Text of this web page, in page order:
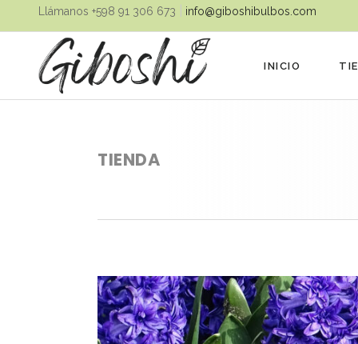
Llámanos ‪+598 91 306 673‬ info@giboshibulbos.com
INICIO
TIENDA